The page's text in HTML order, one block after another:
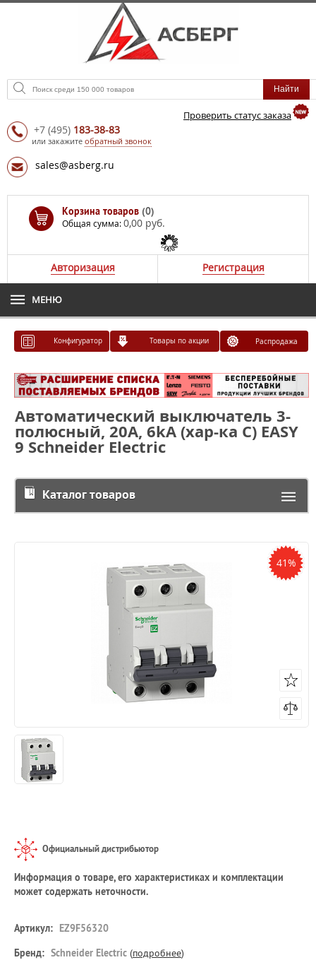
Проверить статус заказа
+7 (495) 183-38-83
или закажите обратный звонок
sales@asberg.ru
Корзина товаров (0)
Общая сумма:0,00 руб.
Авторизация Регистрация
МЕНЮ
Конфигуратор Товары по акции Распродажа
Автоматический выключатель 3-
полюсный, 20А, 6kА (хар-ка C) EASY
9 Schneider Electric
Каталог товаров
41%
Официальный дистрибьютор
Информация о товаре, его характеристиках и комплектации
может содержать неточности.
Артикул: EZ9F56320
Бренд: Schneider Electric (подробнее)